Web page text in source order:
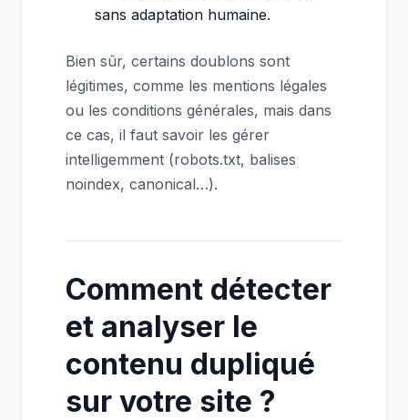
sans adaptation humaine.
Bien sûr, certains doublons sont
légitimes, comme les mentions légales
ou les conditions générales, mais dans
ce cas, il faut savoir les gérer
intelligemment (robots.txt, balises
noindex, canonical…).
Comment détecter
et analyser le
contenu dupliqué
sur votre site ?